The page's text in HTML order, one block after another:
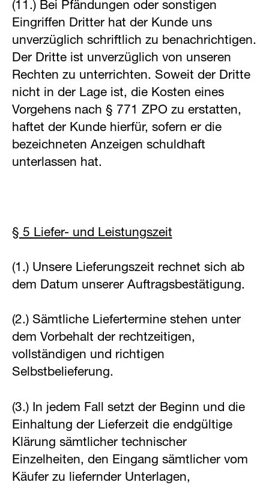
(11.) Bei Pfändungen oder sonstigen
Eingriffen Dritter hat der Kunde uns
unverzüglich schriftlich zu benachrichtigen.
Der Dritte ist unverzüglich von unseren
Rechten zu unterrichten. Soweit der Dritte
nicht in der Lage ist, die Kosten eines
Vorgehens nach § 771 ZPO zu erstatten,
haftet der Kunde hierfür, sofern er die
bezeichneten Anzeigen schuldhaft
unterlassen hat.
§ 5 Liefer- und Leistungszeit
(1.) Unsere Lieferungszeit rechnet sich ab
dem Datum unserer Auftragsbestätigung.
(2.) Sämtliche Liefertermine stehen unter
dem Vorbehalt der rechtzeitigen,
vollständigen und richtigen
Selbstbelieferung.
(3.) In jedem Fall setzt der Beginn und die
Einhaltung der Lieferzeit die endgültige
Klärung sämtlicher technischer
Einzelheiten, den Eingang sämtlicher vom
Käufer zu liefernder Unterlagen,
Anmelden